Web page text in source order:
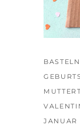
JANUAR